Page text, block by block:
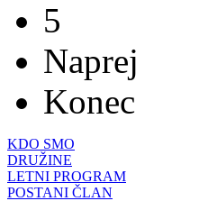
5
Naprej
Konec
KDO SMO
DRUŽINE
LETNI PROGRAM
POSTANI ČLAN